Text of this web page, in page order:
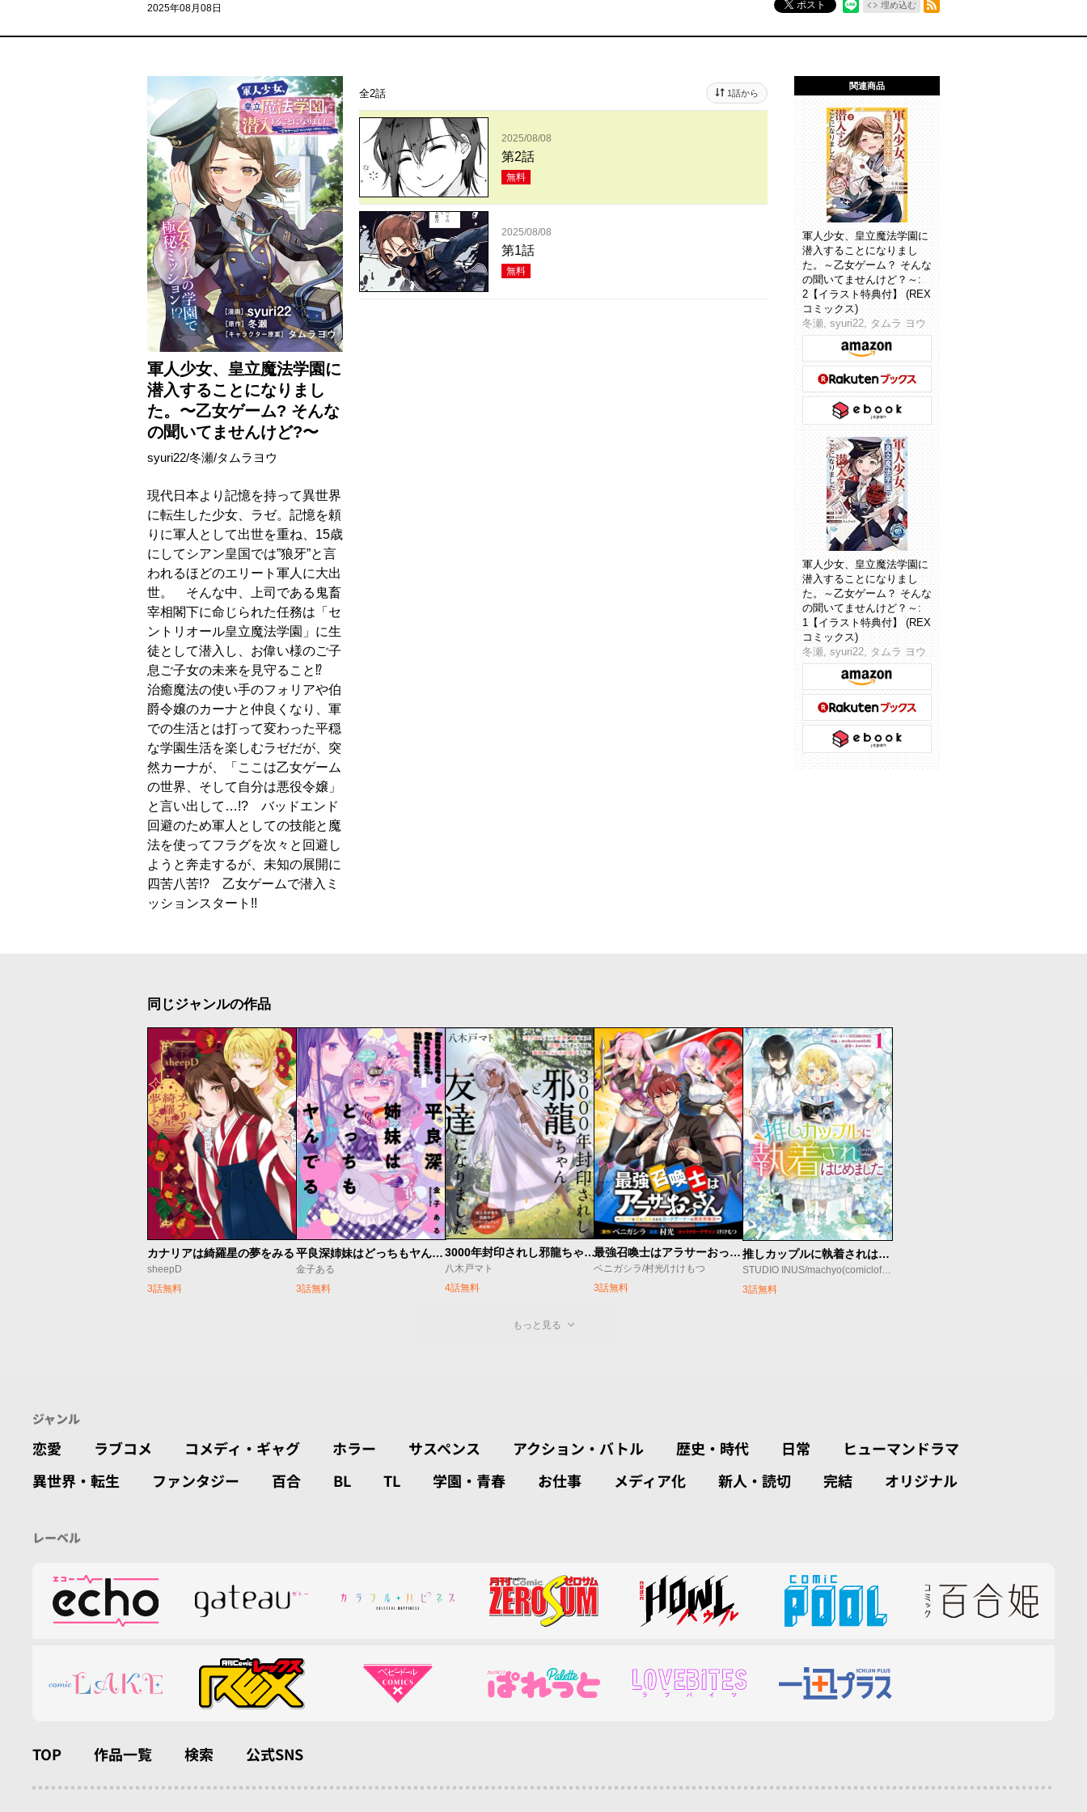
2025年08月08日 ポスト 埋め込む
軍人少女、皇立魔法学園に
潜入することになりまし
た。〜乙女ゲーム? そんな
の聞いてませんけど?〜
syuri22/冬瀬/タムラヨウ
現代日本より記憶を持って異世界
に転生した少女、ラゼ。記憶を頼
りに軍人として出世を重ね、15歳
にしてシアン皇国では”狼牙”と言
われるほどのエリート軍人に大出
世。 そんな中、上司である鬼畜
宰相閣下に命じられた任務は「セ
ントリオール皇立魔法学園」に生
徒として潜入し、お偉い様のご子
息ご子女の未来を見守ること⁉
治癒魔法の使い手のフォリアや伯
爵令嬢のカーナと仲良くなり、軍
での生活とは打って変わった平穏
な学園生活を楽しむラゼだが、突
然カーナが、「ここは乙女ゲーム
の世界、そして自分は悪役令嬢」
と言い出して…!? バッドエンド
回避のため軍人としての技能と魔
法を使ってフラグを次々と回避し
ようと奔走するが、未知の展開に
四苦八苦!? 乙女ゲームで潜入ミ
ッションスタート!!
全2話 1話から
2025/08/08
第2話
無料
2025/08/08
第1話
無料
関連商品
軍人少女、皇立魔法学園に
潜入することになりまし
た。～乙女ゲーム？ そんな
の聞いてませんけど？～:
2【イラスト特典付】 (REX
コミックス)
冬瀬, syuri22, タムラ ヨウ
軍人少女、皇立魔法学園に
潜入することになりまし
た。～乙女ゲーム？ そんな
の聞いてませんけど？～:
1【イラスト特典付】 (REX
コミックス)
冬瀬, syuri22, タムラ ヨウ
同じジャンルの作品
カナリアは綺羅星の夢をみる
sheepD
3話無料
平良深姉妹はどっちもヤんでる
金子ある
3話無料
3000年封印されし邪龍ちゃんと友達になりました
八木戸マト
4話無料
最強召喚士はアラサーおっさん 〜カードを親に処分されたカードゲーマーの異世界無双〜
ベニガシラ/村光/けけもつ
3話無料
推しカップルに執着されはじめました
STUDIO INUS/machyo(comicloft)/Joowinter
3話無料
もっと見る
ジャンル
恋愛 ラブコメ コメディ・ギャグ ホラー サスペンス アクション・バトル 歴史・時代 日常
ヒューマンドラマ
異世界・転生
ファンタジー 百合 BL TL 学園・青春 お仕事 メディア化 新人・読切 完結 オリジナル
レーベル
TOP 作品一覧 検索 公式SNS